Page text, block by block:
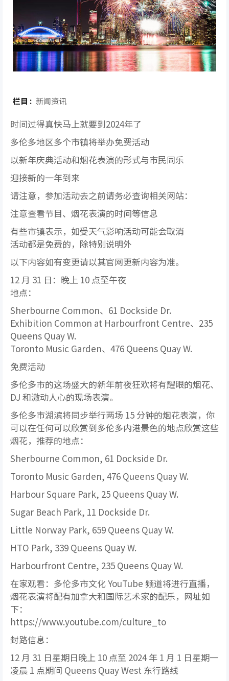
栏目 : 新闻资讯
时间过得真快马上就要到2024年了
多伦多地区多个市镇将举办免费活动
以新年庆典活动和烟花表演的形式与市民同乐
迎接新的一年到来
请注意，参加活动去之前请务必查询相关网站：
注意查看节目、烟花表演的时间等信息
有些市镇表示，如受天气影响活动可能会取消
活动都是免费的，除特别说明外
以下内容如有变更请以其官网更新内容为准。
12 月 31 日：晚上 10 点至午夜
地点：
Sherbourne Common、61 Dockside Dr.
Exhibition Common at Harbourfront Centre、235
Queens Quay W.
Toronto Music Garden、476 Queens Quay W.
免费活动
多伦多市的这场盛大的新年前夜狂欢将有耀眼的烟花、
DJ 和激动人心的现场表演。
多伦多市湖滨将同步举行两场 15 分钟的烟花表演，你
可以在任何可以欣赏到多伦多内港景色的地点欣赏这些
烟花，推荐的地点：
Sherbourne Common, 61 Dockside Dr.
Toronto Music Garden, 476 Queens Quay W.
Harbour Square Park, 25 Queens Quay W.
Sugar Beach Park, 11 Dockside Dr.
Little Norway Park, 659 Queens Quay W.
HTO Park, 339 Queens Quay W.
Harbourfront Centre, 235 Queens Quay W.
在家观看：多伦多市文化 YouTube 频道将进行直播，
烟花表演将配有加拿大和国际艺术家的配乐，网址如
下：
https://www.youtube.com/culture_to
封路信息：
12 月 31 日星期日晚上 10 点至 2024 年 1 月 1 日星期一
凌晨 1 点期间 Queens Quay West 东行路线